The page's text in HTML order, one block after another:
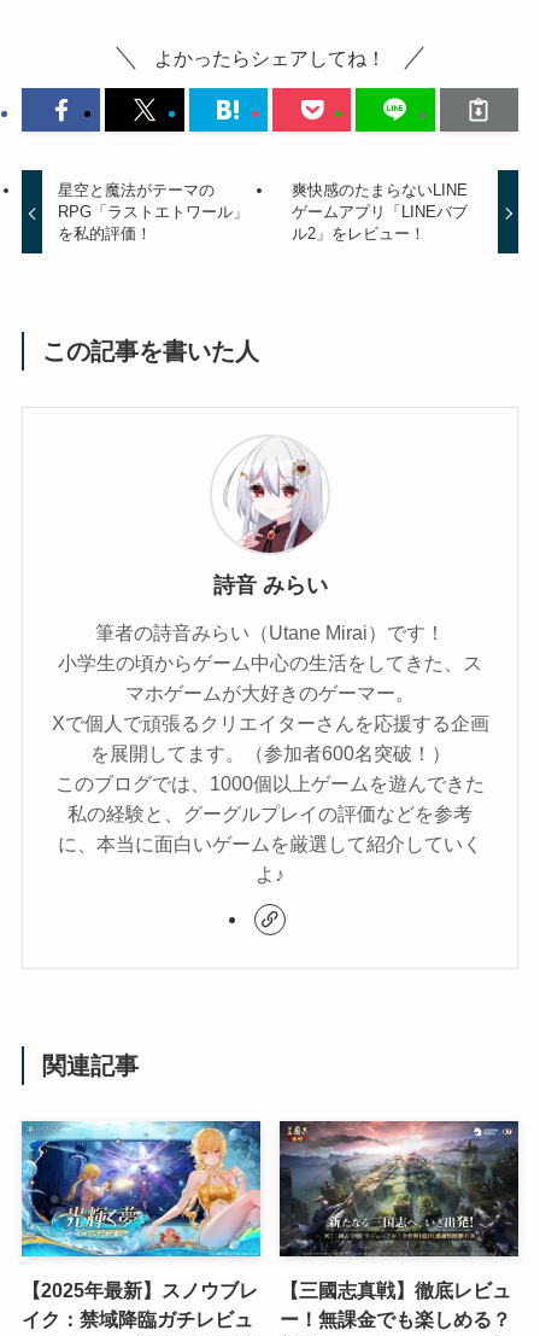
よかったらシェアしてね！
星空と魔法がテーマの
RPG「ラストエトワール」
を私的評価！
爽快感のたまらないLINE
ゲームアプリ「LINEバブ
ル2」をレビュー！
この記事を書いた人
詩音 みらい
筆者の詩音みらい（Utane Mirai）です！
小学生の頃からゲーム中心の生活をしてきた、ス
マホゲームが大好きのゲーマー。
Xで個人で頑張るクリエイターさんを応援する企画
を展開してます。（参加者600名突破！）
このブログでは、1000個以上ゲームを遊んできた
私の経験と、グーグルプレイの評価などを参考
に、本当に面白いゲームを厳選して紹介していく
よ♪
関連記事
【2025年最新】スノウブレ
イク：禁域降臨ガチレビュ
【三國志真戦】徹底レビュ
ー！無課金でも楽しめる？